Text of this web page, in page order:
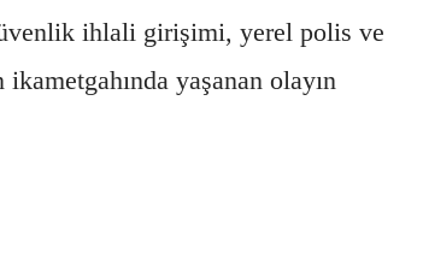
ihlali girişimi, yerel polis ve
yaşanan olayın